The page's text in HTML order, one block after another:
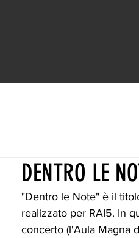
DENTRO LE
"Dentro le Note" è il
realizzato per RAI5. In
concerto (l'Aula Magna